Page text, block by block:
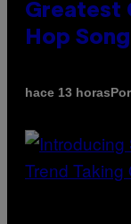
Greatest
Hop
hace 13 horasPor